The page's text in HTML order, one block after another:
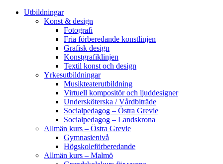
Utbildningar
Konst & design
Fotografi
Fria förberedande konstlinjen
Grafisk design
Konstgrafiklinjen
Textil konst och design
Yrkesutbildningar
Musikteaterutbildning
Virtuell kompositör och ljuddesigner
Undersköterska / Vårdbiträde
Socialpedagog – Östra Grevie
Socialpedagog – Landskrona
Allmän kurs – Östra Grevie
Gymnasienivå
Högskoleförberedande
Allmän kurs – Malmö